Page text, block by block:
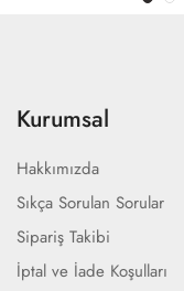
Kurumsal
Hakkımızda
Sıkça Sorulan Sorular
Sipariş Takibi
İptal ve İade Koşulları